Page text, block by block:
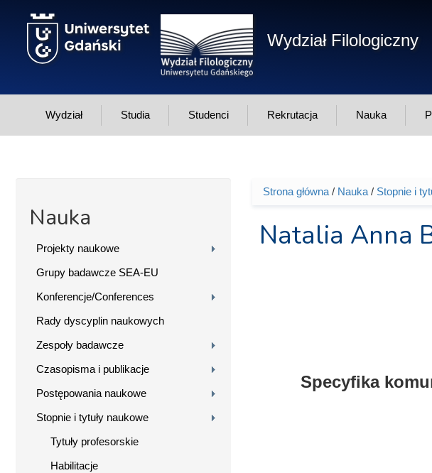
Wydział Filologiczny
Wydział Studia Studenci Rekrutacja Nauka
Nauka
Projekty naukowe
Grupy badawcze SEA-EU
Konferencje/Conferences
Rady dyscyplin naukowych
Zespoły badawcze
Czasopisma i publikacje
Postępowania naukowe
Stopnie i tytuły naukowe
Tytuły profesorskie
Habilitacje
Jesteś tutaj
Strona główna/ Nauka/ Stopnie i
Natalia Anna
Specyfika